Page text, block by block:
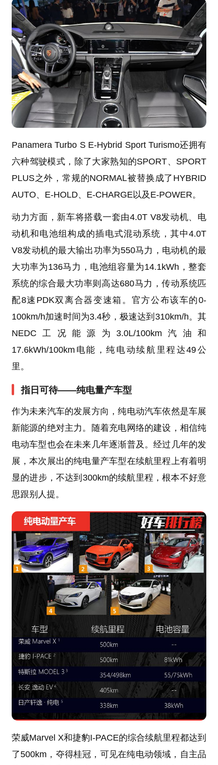
Panamera Turbo S E-Hybrid Sport Turismo还拥有
六种驾驶模式，除了大家熟知的SPORT、SPORT
PLUS之外，常规的NORMAL被替换成了HYBRID
AUTO、E-HOLD、E-CHARGE以及E-POWER。
动力方面，新车将搭载一套由4.0T V8发动机、电
动机和电池组构成的插电式混动系统，其中4.0T
V8发动机的最大输出功率为550马力，电动机的最
大功率为136马力，电池组容量为14.1kWh，整套
系统的综合最大功率则高达680马力，传动系统匹
配8速PDK双离合器变速箱。官方公布该车的0-
100km/h加速时间为3.4秒，极速达到310km/h。其
NEDC工况能源为3.0L/100km汽油和
17.6kWh/100km电能，纯电动续航里程达49公
里。
指日可待——纯电量产车型
作为未来汽车的发展方向，纯电动汽车依然是车展
新能源的绝对主力。随着充电网络的建设，相信纯
电动车型也会在未来几年逐渐普及。经过几年的发
展，本次展出的纯电量产车型在续航里程上有着明
显的进步，不达到300km的续航里程，根本不好意
思跟别人提。
荣威Marvel X和捷豹I-PACE的综合续航里程都达到
了500km，夺得桂冠，可见在纯电动领域，自主品